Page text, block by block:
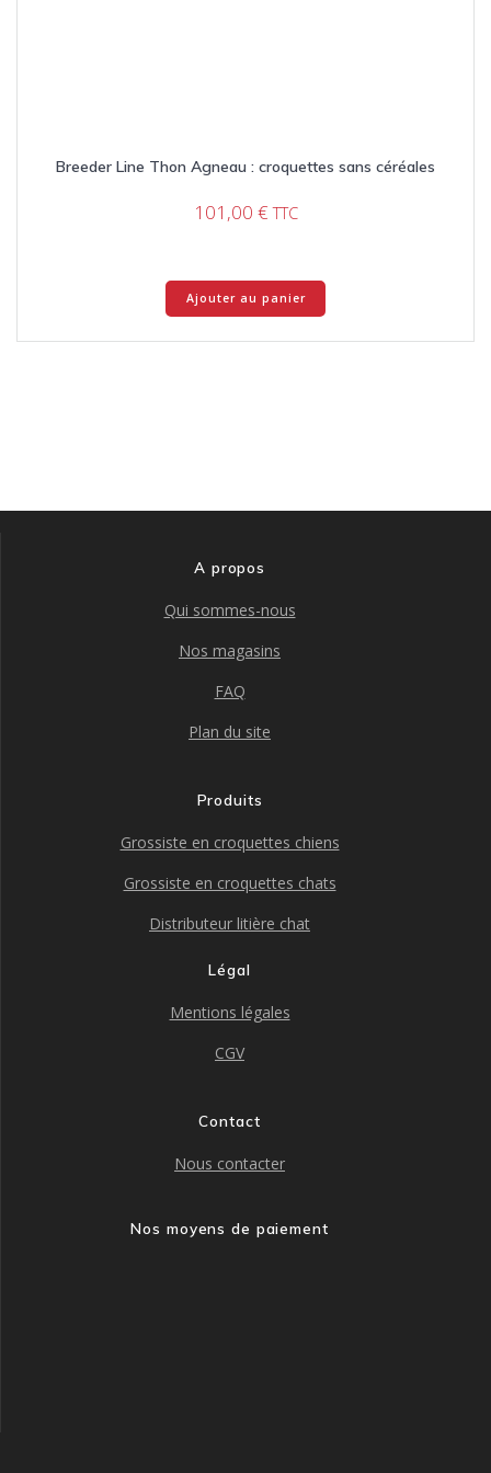
Breeder Line Thon Agneau : croquettes sans céréales
101,00 € TTC
Ajouter au panier
A propos
Qui sommes-nous
Nos magasins
FAQ
Plan du site
Produits
Grossiste en croquettes chiens
Grossiste en croquettes chats
Distributeur litière chat
Légal
Mentions légales
CGV
Contact
Nous contacter
Nos moyens de paiement